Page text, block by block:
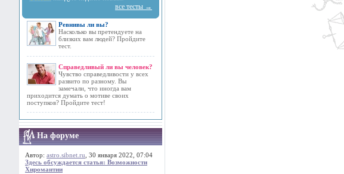
все тесты →
Ревнивы ли вы?
Насколько вы претендуете на
близких вам людей? Пройдите
тест.
Справедливый ли вы человек?
Чувство справедливости у всех
развито по разному. Вы
замечали, что иногда вам
приходится думать о мотиве своих
поступков? Пройдите тест!
На форуме
Автор: astro.sibnet.ru , 30 января 2022, 07:04
Здесь обсуждается статья: Возможности
Хиромантии